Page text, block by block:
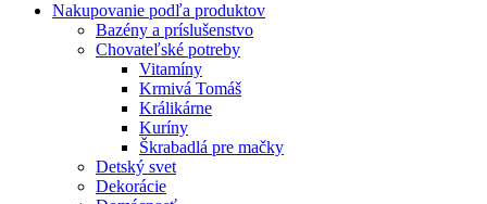
Nakupovanie podľa produktov
Bazény a príslušenstvo
Chovateľské potreby
Vitamíny
Krmivá Tomáš
Králikárne
Kuríny
Škrabadlá pre mačky
Detský svet
Dekorácie